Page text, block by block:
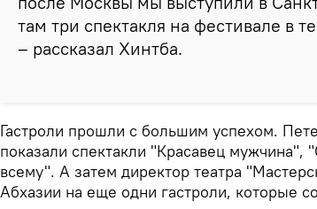
там три спектакля на фестивале в
– рассказал Хинтба.
Гастроли прошли с большим успехом.
показали спектакли "Красавец мужчина",
всему". А затем директор театра
Абхазии на еще одни гастроли, которые